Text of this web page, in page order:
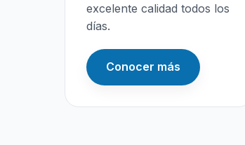
excelente calidad todos los
días.
Conocer más